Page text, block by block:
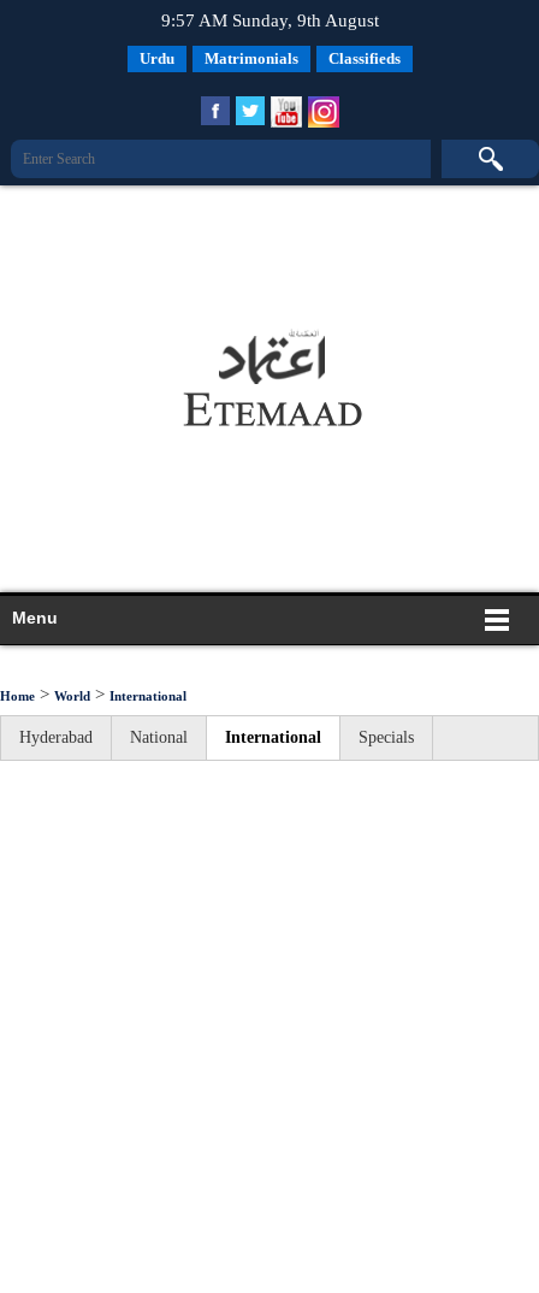
9:57 AM Sunday, 9th August
Urdu Matrimonials Classifieds
Menu
Home > World > International
Hyderabad National International Specials